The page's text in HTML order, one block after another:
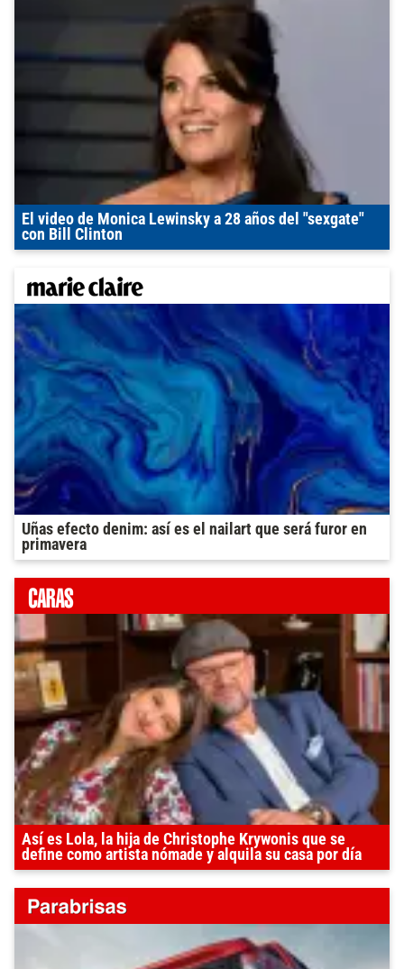
El video de Monica Lewinsky a 28 años del "sexgate"
con Bill Clinton
Uñas efecto denim: así es el nailart que será furor en
primavera
Así es Lola, la hija de Christophe Krywonis que se
define como artista nómade y alquila su casa por día